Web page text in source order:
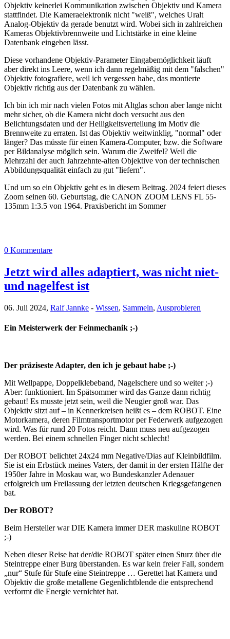
Objektiv keinerlei Kommunikation zwischen Objektiv und Kamera
stattfindet. Die Kameraelektronik nicht "weiß", welches Uralt
Analog-Objektiv da gerade benutzt wird. Wobei sich in zahlreichen
Kameras Objektivbrennweite und Lichtstärke in eine kleine
Datenbank eingeben lässt.
Diese vorhandene Objektiv-Parameter Eingabemöglichkeit läuft
aber direkt ins Leere, wenn ich dann regelmäßig mit dem "falschen"
Objektiv fotografiere, weil ich vergessen habe, das montierte
Objektiv richtig aus der Datenbank zu wählen.
Ich bin ich mir nach vielen Fotos mit Altglas schon aber lange nicht
mehr sicher, ob die Kamera nicht doch versucht aus den
Belichtungsdaten und der Helligkeitsverteilung im Motiv die
Brennweite zu erraten. Ist das Objektiv weitwinklig, "normal" oder
länger? Das müsste für einen Kamera-Computer, bzw. die Software
per Bildanalyse möglich sein. Warum die Zweifel? Weil die
Mehrzahl der auch Jahrzehnte-alten Objektive von der technischen
Abbildungsqualität einfach zu gut "liefern".
Und um so ein Objektiv geht es in diesem Beitrag. 2024 feiert dieses
Zoom seinen 60. Geburtstag, die CANON ZOOM LENS FL 55-
135mm 1:3.5 von 1964. Praxisbericht im Sommer
0 Kommentare
Jetzt wird alles adaptiert, was nicht niet-
und nagelfest ist
06. Juli 2024, Ralf Jannke - Wissen, Sammeln, Ausprobieren
Ein Meisterwerk der Feinmechanik ;-)
Der präziseste Adapter, den ich je gebaut habe ;-)
Mit Wellpappe, Doppelklebeband, Nagelschere und so weiter ;-)
Aber: funktioniert. Im Spätsommer wird das Ganze dann richtig
gebaut! Es musste jetzt sein, weil die Neugier groß war. Das
Objektiv sitzt auf – in Kennerkreisen heißt es – dem ROBOT. Eine
Motorkamera, deren Filmtransportmotor per Federwerk aufgezogen
wird. Was für rund 20 Fotos reicht. Dann muss neu aufgezogen
werden. Bei einem schnellen Finger nicht schlecht!
Der ROBOT belichtet 24x24 mm Negative/Dias auf Kleinbildfilm.
Sie ist ein Erbstück meines Vaters, der damit in der ersten Hälfte der
1950er Jahre in Moskau war, wo Bundeskanzler Adenauer
erfolgreich um Freilassung der letzten deutschen Kriegsgefangenen
bat.
Der ROBOT?
Beim Hersteller war DIE Kamera immer DER maskuline ROBOT
;-)
Neben dieser Reise hat der/die ROBOT später einen Sturz über die
Steintreppe einer Burg überstanden. Es war kein freier Fall, sondern
„nur“ Stufe für Stufe eine Steintreppe … Gerettet hat Kamera und
Objektiv die große metallene Gegenlichtblende die entsprechend
verformt die Energie vernichtet hat.